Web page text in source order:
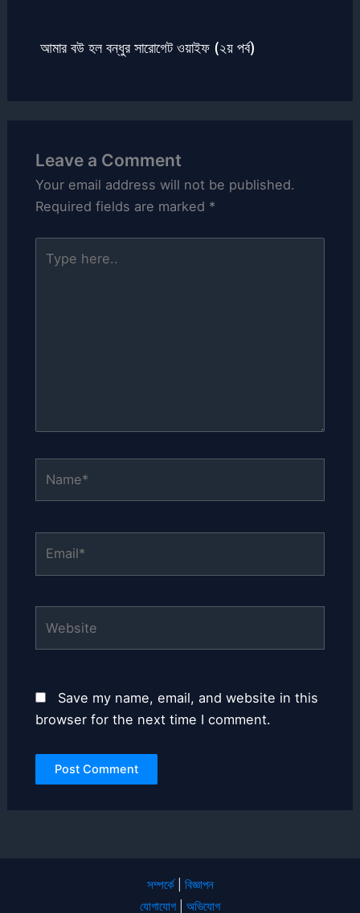
আমার বউ হল বন্ধুর সারোগেট ওয়াইফ (২য় পর্ব)
Leave a Comment
Your email address will not be published.
Required fields are marked *
here..
Save my name, email, and website in this
browser for the next time I comment.
সম্পর্কে| বিজ্ঞাপন
যোগাযোগ
অভিযোগ